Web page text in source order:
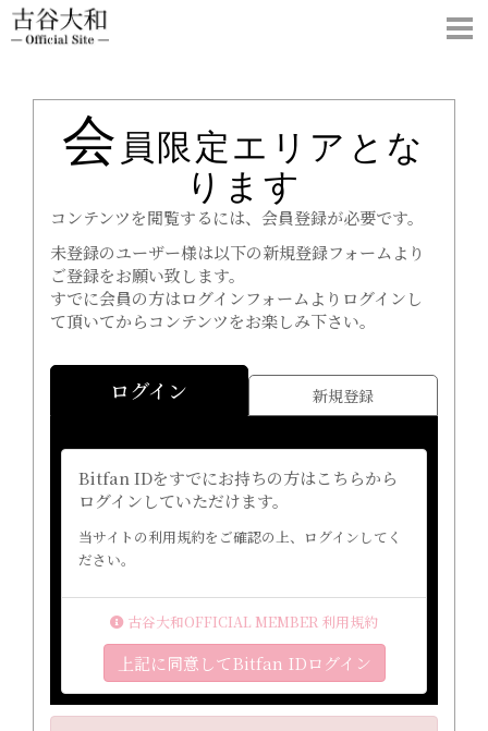
会員限定エリアとな
ります
コンテンツを閲覧するには、会員登録が必要です。
未登録のユーザー様は以下の新規登録フォームより
ご登録をお願い致します。
すでに会員の方はログインフォームよりログインし
て頂いてからコンテンツをお楽しみ下さい。
ログイン 新規登録
Bitfan IDをすでにお持ちの方はこちらから
ログインしていただけます。
当サイトの利用規約をご確認の上、ログインしてく
ださい。
古谷大和OFFICIAL MEMBER 利用規約
上記に同意してBitfan IDログイン